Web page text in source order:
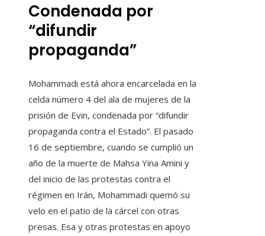
Condenada por
“difundir
propaganda”
Mohammadi está ahora encarcelada en la
celda número 4 del ala de mujeres de la
prisión de Evin, condenada por “difundir
propaganda contra el Estado”. El pasado
16 de septiembre, cuando se cumplió un
año de la muerte de Mahsa Yina Amini y
del inicio de las protestas contra el
régimen en Irán, Mohammadi quemó su
velo en el patio de la cárcel con otras
presas. Esa y otras protestas en apoyo